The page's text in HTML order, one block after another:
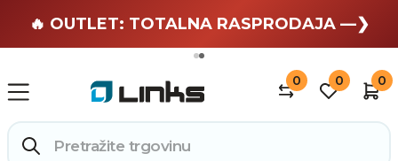
🏄 Zaslužuješ odmor —❯
🔥 OUTLET: TOTALNA RASPRODAJA —❯
0 0 0